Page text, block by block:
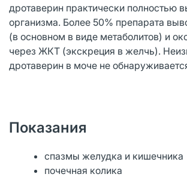
дротаверин практически полностью
организма. Более 50% препарата
(в основном в виде метаболитов) и
через ЖКТ (экскреция в желчь).
дротаверин в моче не
Показания
спазмы желудка и кишечника
почечная колика